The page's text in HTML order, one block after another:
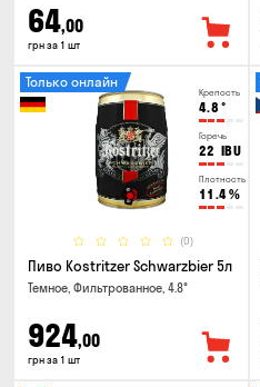
64,00
грн за 1 шт
Крепость
4.8 °
Горечь
22 IBU
Плотность
11.4%
(0)
Только онлайн
Пиво Kostritzer Schwarzbier 5л
Темное, Фильтрованное, 4.8°
924,00
грн за 1 шт